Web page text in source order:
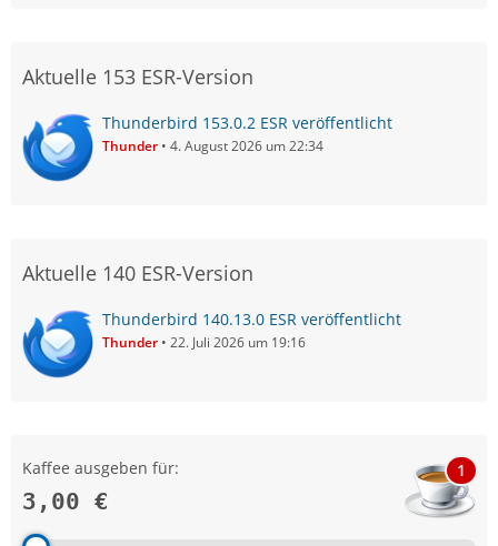
Aktuelle 153 ESR-Version
Thunderbird 153.0.2 ESR veröffentlicht
Thunder 4. August 2026 um 22:34
Aktuelle 140 ESR-Version
Thunderbird 140.13.0 ESR veröffentlicht
Thunder 22. Juli 2026 um 19:16
Kaffee ausgeben für:
3,00 €
1